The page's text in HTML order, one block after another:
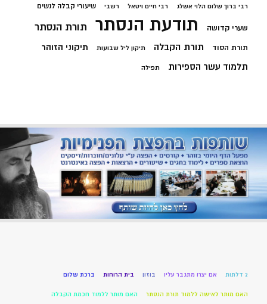
רבי ברוך שלום הלוי אשלג רבי חיים ויטאל רשבי שיעורי קבלה לנשים
שערי קדושה תודעת הנסתר תורת הנסתר
תורת הסוד תורת הקבלה תיקון ליל שבועות תיקוני הזוהר
תלמוד עשר הספירות תפילה
2 דלתות אם יצרו מתגבר עליו בוזון בית הרוחות ברכת שלום
האם מותר לאישה ללמוד תורת הנסתר האם מותר ללמוד חכמת הקבלה